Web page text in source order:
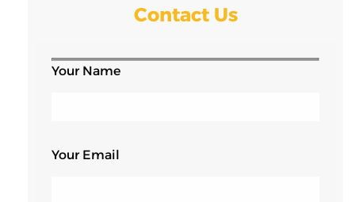
Contact Us
Your Name
Your Email